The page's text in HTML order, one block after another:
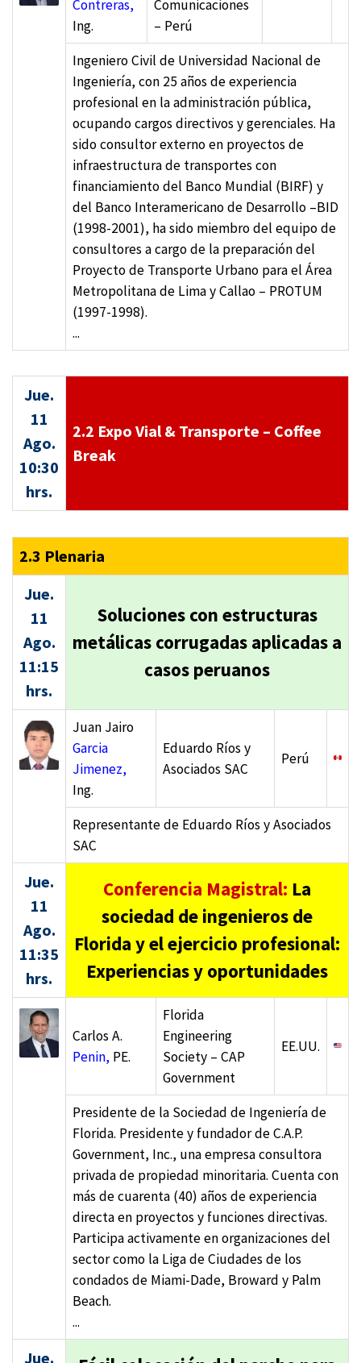
Contreras,
Ing.
Comunicaciones
– Perú
Ingeniero Civil de Universidad Nacional de
Ingeniería, con 25 años de experiencia
profesional en la administración pública,
ocupando cargos directivos y gerenciales. Ha
sido consultor externo en proyectos de
infraestructura de transportes con
financiamiento del Banco Mundial (BIRF) y
del Banco Interamericano de Desarrollo –BID
(1998-2001), ha sido miembro del equipo de
consultores a cargo de la preparación del
Proyecto de Transporte Urbano para el Área
Metropolitana de Lima y Callao – PROTUM
(1997-1998).
...
Jue.
11
Ago.
10:30
hrs.
2.2 Expo Vial & Transporte – Coffee
Break
2.3 Plenaria
Jue.
11
Ago.
11:15
hrs.
Soluciones con estructuras
metálicas corrugadas aplicadas a
casos peruanos
Juan Jairo
Garcia
Jimenez,
Ing.
Eduardo Ríos y
Asociados SAC
Perú
Representante de Eduardo Ríos y Asociados
SAC
Jue.
11
Ago.
11:35
hrs.
Conferencia Magistral: La
sociedad de ingenieros de
Florida y el ejercicio profesional:
Experiencias y oportunidades
Carlos A.
Penin, PE.
Florida
Engineering
Society – CAP
Government
EE.UU.
Presidente de la Sociedad de Ingeniería de
Florida. Presidente y fundador de C.A.P.
Government, Inc., una empresa consultora
privada de propiedad minoritaria. Cuenta con
más de cuarenta (40) años de experiencia
directa en proyectos y funciones directivas.
Participa activamente en organizaciones del
sector como la Liga de Ciudades de los
condados de Miami-Dade, Broward y Palm
Beach.
...
Jue.